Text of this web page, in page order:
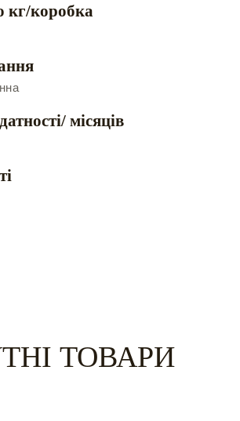
кг/коробка
місяців
ТОВАРИ